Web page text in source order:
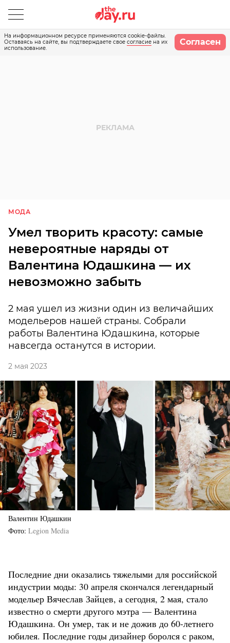
На информационном ресурсе применяются cookie-файлы.
Оставаясь на сайте, вы подтверждаете свое согласие на их
использование.
Согласен
МОДА
Умел творить красоту: самые
невероятные наряды от
Валентина Юдашкина — их
невозможно забыть
2 мая ушел из жизни один из величайших
модельеров нашей страны. Собрали
работы Валентина Юдашкина, которые
навсегда останутся в истории.
2 мая 2023
Валентин Юдашкин
Фото Legion Media
Последние дни оказались тяжелыми для российской
индустрии моды: 30 апреля скончался легендарный
модельер Вячеслав Зайцев, а сегодня, 2 мая, стало
известно о смерти другого мэтра — Валентина
Юдашкина. Он умер, так и не дожив до 60-летнего
юбилея. Последние годы дизайнер боролся с раком,